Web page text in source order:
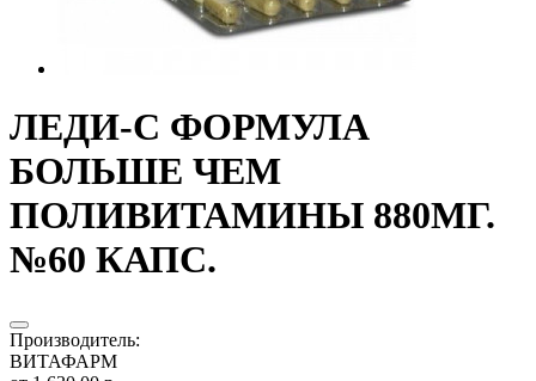
ЛЕДИ-С ФОРМУЛА
БОЛЬШЕ ЧЕМ
ПОЛИВИТАМИНЫ 880МГ.
№60 КАПС.
Производитель:
ВИТАФАРМ